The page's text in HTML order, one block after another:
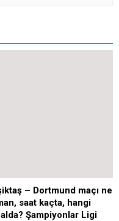
– Dortmund maçı ne
saat kaçta, hangi
Şampiyonlar Ligi